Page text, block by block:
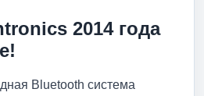
2014 года
Bluetooth система